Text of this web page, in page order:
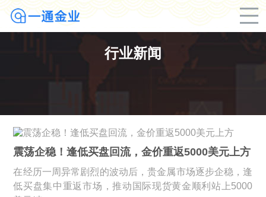
行业新闻
震荡企稳！逢低买盘回流，金价重返5000美元上方
在经历一周异常剧烈的波动后，贵金属市场逐步企稳，逢
低买盘集中重返市场，推动国际现货黄金顺利站上5000